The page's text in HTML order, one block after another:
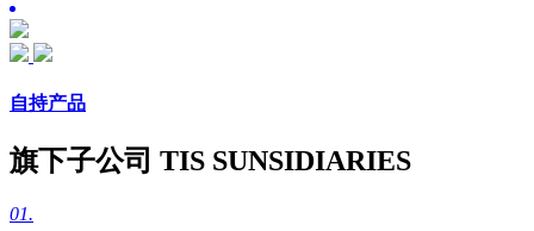
自持产品
旗下子公司 TIS SUNSIDIARIES
01.